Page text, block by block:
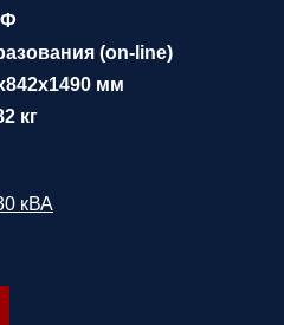
Ф
(on-line)
мм
кг
кВА